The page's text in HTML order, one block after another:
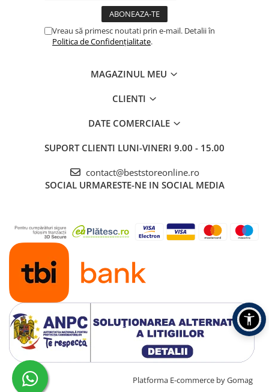
jeturile delicate de apa curata si te
ghideaza de la un dinte la altul in
Incarcare convenabila
cu USB-A la cablul cu
doar o incarcare.
Capete standard pentru o curatare e cienta
Vreau să primesc noutati prin e-mail. Detalii în
Politica de Confidențialitate.
MAGAZINUL MEU
CLIENTI
DATE COMERCIALE
SUPORT CLIENTI LUNI-VINERI 9.00 - 15.00
contact@beststoreonline.ro
SOCIAL URMARESTE-NE IN SOCIAL MEDIA
Creat cu ❤ și cu 🧠 de TrifanDan.ro Platforma E-commerce by Gomag